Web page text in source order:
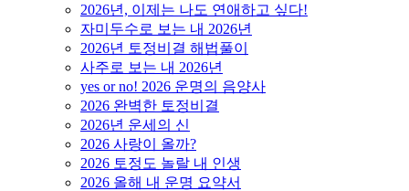
2026년, 이제는 나도 연애하고 싶다!
자미두수로 보는 내 2026년
2026년 토정비결 해법풀이
사주로 보는 내 2026년
yes or no! 2026 운명의 음양사
2026 완벽한 토정비결
2026년 운세의 신
2026 사랑이 올까?
2026 토정도 놀랄 내 인생
2026 올해 내 운명 요약서